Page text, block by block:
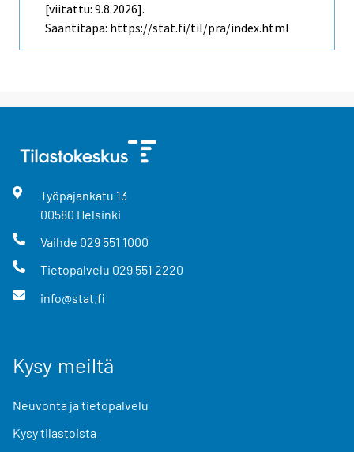
[viitattu: 9.8.2026].
Saantitapa: https://stat.fi/til/pra/index.html
Työpajankatu 13
00580 Helsinki
Vaihde 029 551 1000
Tietopalvelu 029 551 2220
info@stat.fi
Kysy meiltä
Neuvonta ja tietopalvelu
Kysy tilastoista